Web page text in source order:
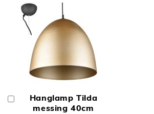
Hanglamp Tilda
messing 40cm
Winkelwagen